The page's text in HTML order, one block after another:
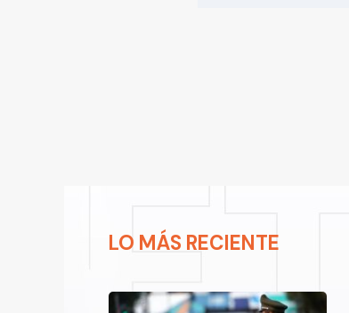
LO MÁS RECIENTE